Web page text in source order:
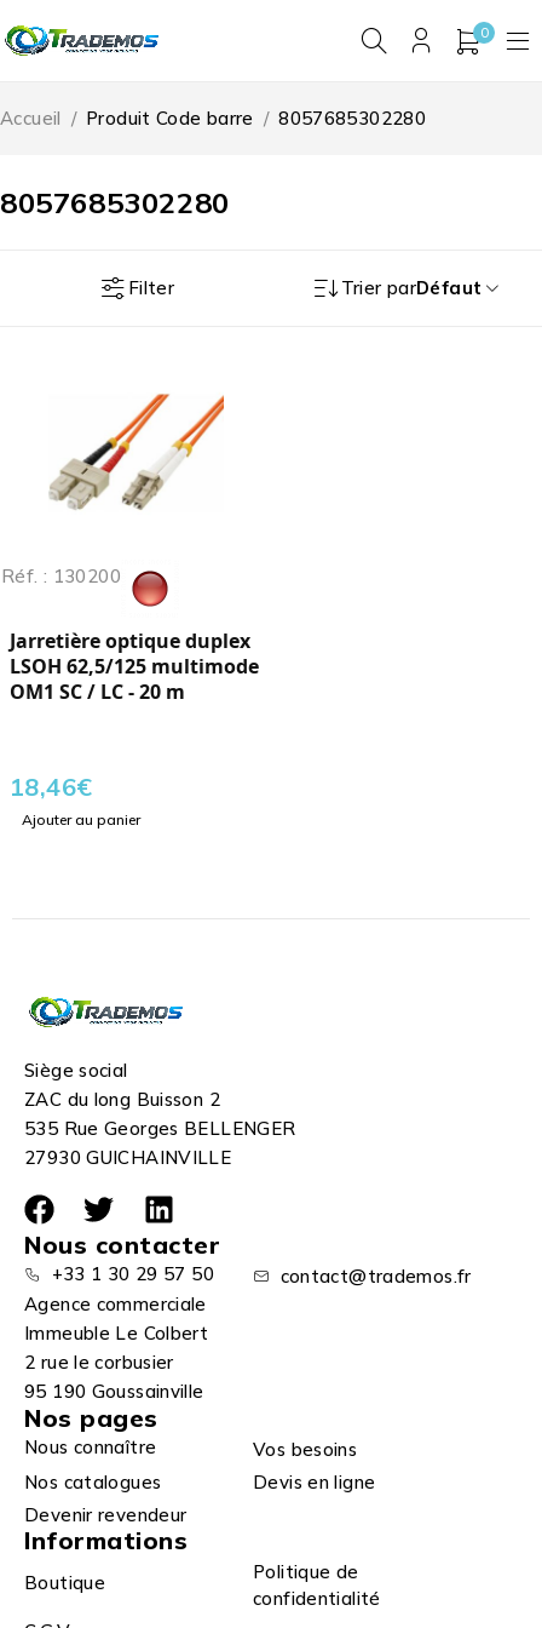
0
8057685302280
Accueil / Produit Code barre / 8057685302280
Filter Trier parDéfaut
Réf. : 130200
Jarretière optique duplex
LSOH 62,5/125 multimode
OM1 SC / LC - 20 m
18,46€
Ajouter au panier
Siège social
ZAC du long Buisson 2
535 Rue Georges BELLENGER
27930 GUICHAINVILLE
Nous contacter
+33 1 30 29 57 50
contact@trademos.fr
Agence commerciale
Immeuble Le Colbert
2 rue le corbusier
95 190 Goussainville
Nos pages
Nous connaître
Vos besoins
Nos catalogues
Devis en ligne
Devenir revendeur
Informations
Boutique
Politique de
confidentialité